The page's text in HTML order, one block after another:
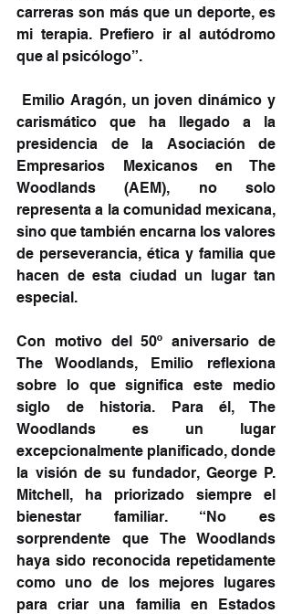
carreras son más que un deporte, es
mi terapia. Prefiero ir al autódromo
que al psicólogo”.
Emilio Aragón, un joven dinámico y
carismático que ha llegado a la
presidencia de la Asociación de
Empresarios Mexicanos en The
Woodlands (AEM), no solo
representa a la comunidad mexicana,
sino que también encarna los valores
de perseverancia, ética y familia que
hacen de esta ciudad un lugar tan
especial.
Con motivo del 50º aniversario de
The Woodlands, Emilio reflexiona
sobre lo que significa este medio
siglo de historia. Para él, The
Woodlands es un lugar
excepcionalmente planificado, donde
la visión de su fundador, George P.
Mitchell, ha priorizado siempre el
bienestar familiar. “No es
sorprendente que The Woodlands
haya sido reconocida repetidamente
como uno de los mejores lugares
para criar una familia en Estados